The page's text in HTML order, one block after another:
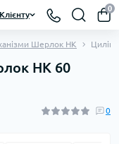
Клієнту
0
Шерлок HK
HK 60
0